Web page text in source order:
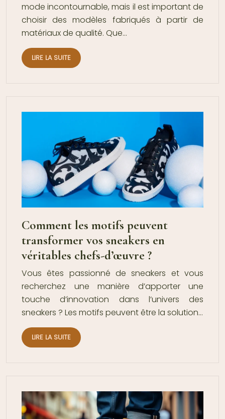
mode incontournable, mais il est important de
choisir des modèles fabriqués à partir de
matériaux de qualité. Que…
LIRE LA SUITE
Comment les motifs peuvent
transformer vos sneakers en
véritables chefs-d’œuvre ?
Vous êtes passionné de sneakers et vous
recherchez une manière d’apporter une
touche d’innovation dans l’univers des
sneakers ? Les motifs peuvent être la solution…
LIRE LA SUITE